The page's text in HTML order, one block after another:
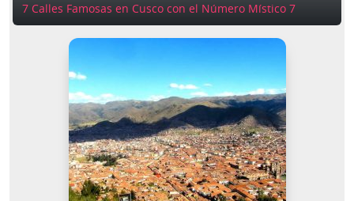
7 Calles Famosas en Cusco con el Número Místico 7